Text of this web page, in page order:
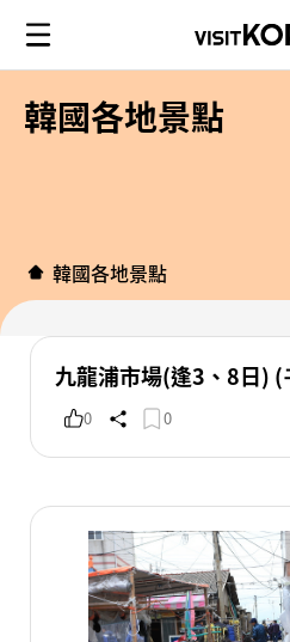
韓國各地景點
韓國各地景點
九龍浦市場(逢3、8日)
0 0